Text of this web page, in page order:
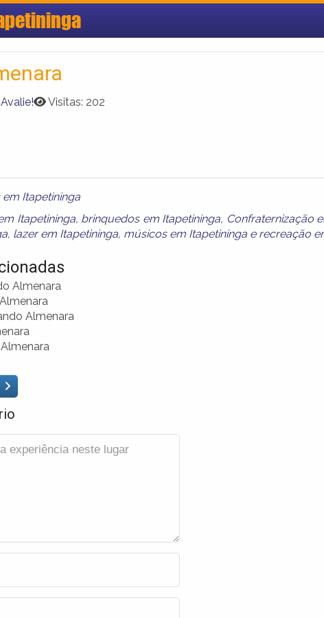
Avalie! Visitas: 202
Itapetininga
Itapetininga, brinquedos em Itapetininga, Confraternização
, lazer em Itapetininga, músicos em Itapetininga e recreação
Almenara
Almenara